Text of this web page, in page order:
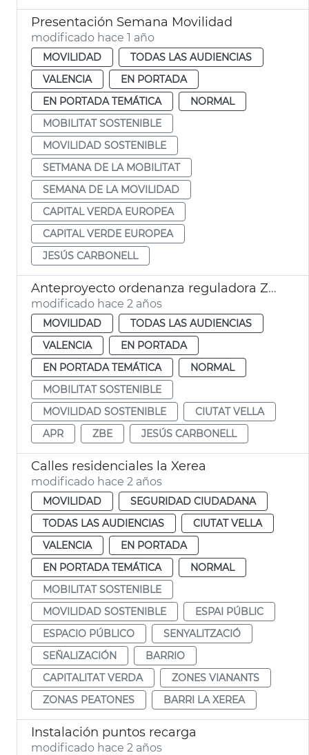
Presentación Semana Movilidad
modificado hace 1 año
MOVILIDAD
TODAS LAS AUDIENCIAS
VALENCIA
EN PORTADA
EN PORTADA TEMÁTICA
NORMAL
MOBILITAT SOSTENIBLE
MOVILIDAD SOSTENIBLE
SETMANA DE LA MOBILITAT
SEMANA DE LA MOVILIDAD
CAPITAL VERDA EUROPEA
CAPITAL VERDE EUROPEA
JESÚS CARBONELL
Anteproyecto ordenanza reguladora ZBE
modificado hace 2 años
MOVILIDAD
TODAS LAS AUDIENCIAS
VALENCIA
EN PORTADA
EN PORTADA TEMÁTICA
NORMAL
MOBILITAT SOSTENIBLE
MOVILIDAD SOSTENIBLE
CIUTAT VELLA
APR
ZBE JESÚS CARBONELL
Calles residenciales la Xerea
modificado hace 2 años
MOVILIDAD
SEGURIDAD CIUDADANA
TODAS LAS AUDIENCIAS
CIUTAT VELLA
VALENCIA
EN PORTADA
EN PORTADA TEMÁTICA
NORMAL
MOBILITAT SOSTENIBLE
MOVILIDAD SOSTENIBLE
ESPAI PÚBLIC
ESPACIO PÚBLICO
SENYALITZACIÓ
SEÑALIZACIÓN
BARRIO
CAPITALITAT VERDA
ZONES VIANANTS
ZONAS PEATONES
BARRI LA XEREA
Instalación puntos recarga
modificado hace 2 años